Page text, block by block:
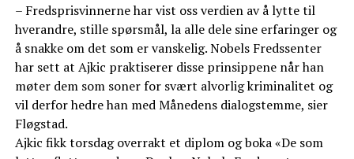
– Fredsprisvinnerne har vist oss verdien av å lytte til
hverandre, stille spørsmål, la alle dele sine erfaringer og
å snakke om det som er vanskelig. Nobels Fredssenter
har sett at Ajkic praktiserer disse prinsippene når han
møter dem som soner for svært alvorlig kriminalitet og
vil derfor hedre han med Månedens dialogstemme, sier
Fløgstad.
Ajkic fikk torsdag overrakt et diplom og boka «De som